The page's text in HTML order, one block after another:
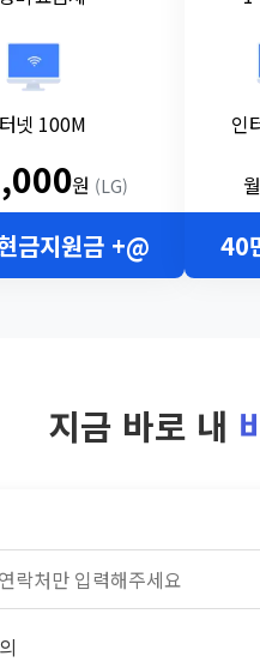
넷 100M
원 (LG)
금지원금 +@
인
40
지금 바로 내